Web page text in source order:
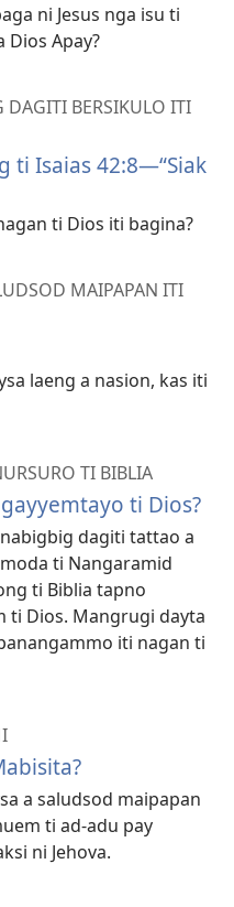
ni Jesus nga isu ti
Dios Apay?
DAGITI BERSIKULO ITI
ti Isaias 42:8—“Siak
ti Dios iti bagina?
MAIPAPAN ITI
laeng a nasion, kas iti
TI BIBLIA
ti Dios?
dagiti tattao a
ti Nangaramid
ti Biblia tapno
ti Dios. Mangrugi dayta
iti nagan ti
a saludsod maipapan
ti ad-adu pay
ni Jehova.